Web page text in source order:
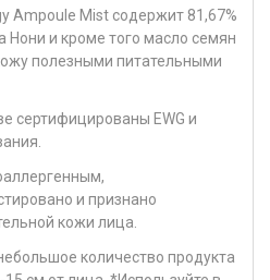
Ampoule Mist содержит 81,67%
Нони и кроме того масло семян
полезными питательными
сертифицированы EWG и
и признано
кожи лица.
количество продукта